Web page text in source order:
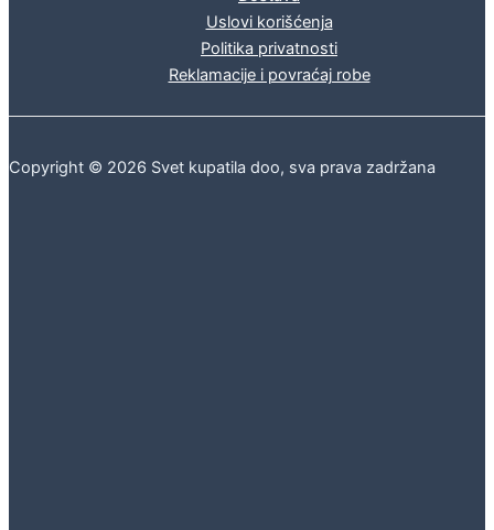
Uslovi korišćenja
Politika privatnosti
Reklamacije i povraćaj robe
Copyright © 2026 Svet kupatila doo, sva prava zadržana